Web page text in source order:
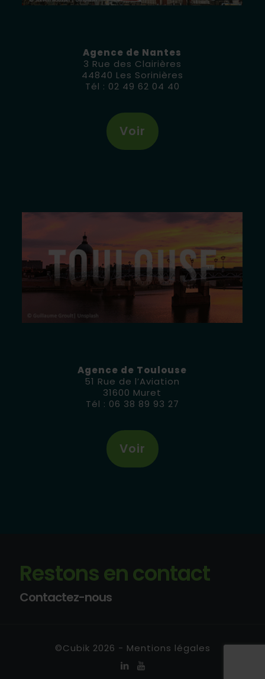
Agence de Nantes
3 Rue des Clairières
44840 Les Sorinières
Tél : 02 49 62 04 40
Voir
Agence de Toulouse
51 Rue de l’Aviation
31600 Muret
Tél : 06 38 89 93 27
Voir
Restons en contact
Contactez-nous
©Cubik 2026 - Mentions légales